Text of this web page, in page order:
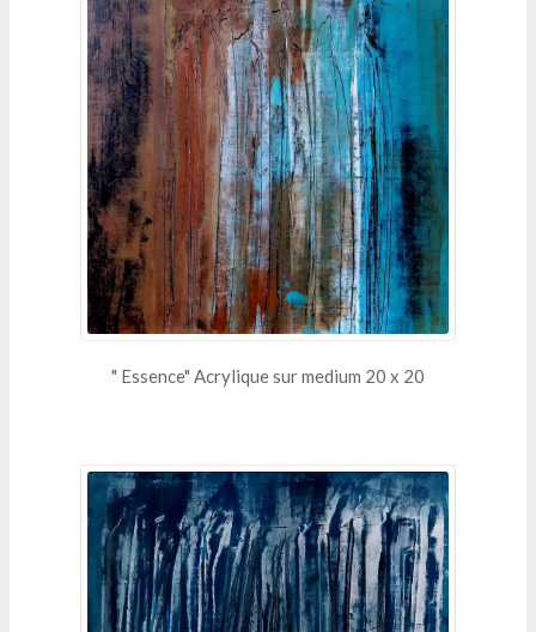
" Essence" Acrylique sur medium 20 x 20